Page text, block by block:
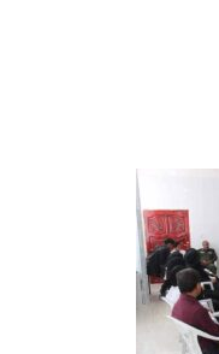
الثاني تمريض